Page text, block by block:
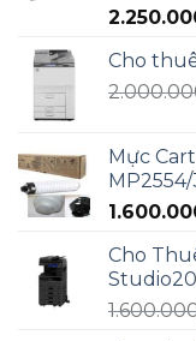
Cho
Mực
Cho